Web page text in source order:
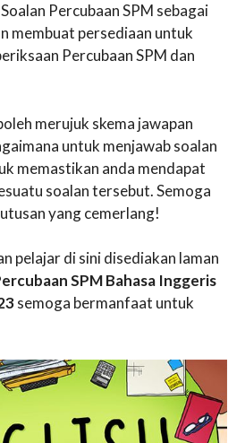
Percubaan SPM sebagai
membuat persediaan untuk
Percubaan SPM dan
merujuk skema jawapan
untuk menjawab soalan
memastikan anda mendapat
soalan tersebut. Semoga
yang cemerlang!
pelajar di sini disediakan laman
SPM Bahasa Inggeris
semoga bermanfaat untuk